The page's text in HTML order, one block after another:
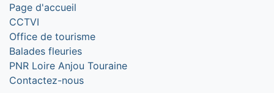
Page d'accueil
CCTVI
Office de tourisme
Balades fleuries
PNR Loire Anjou Touraine
Contactez-nous